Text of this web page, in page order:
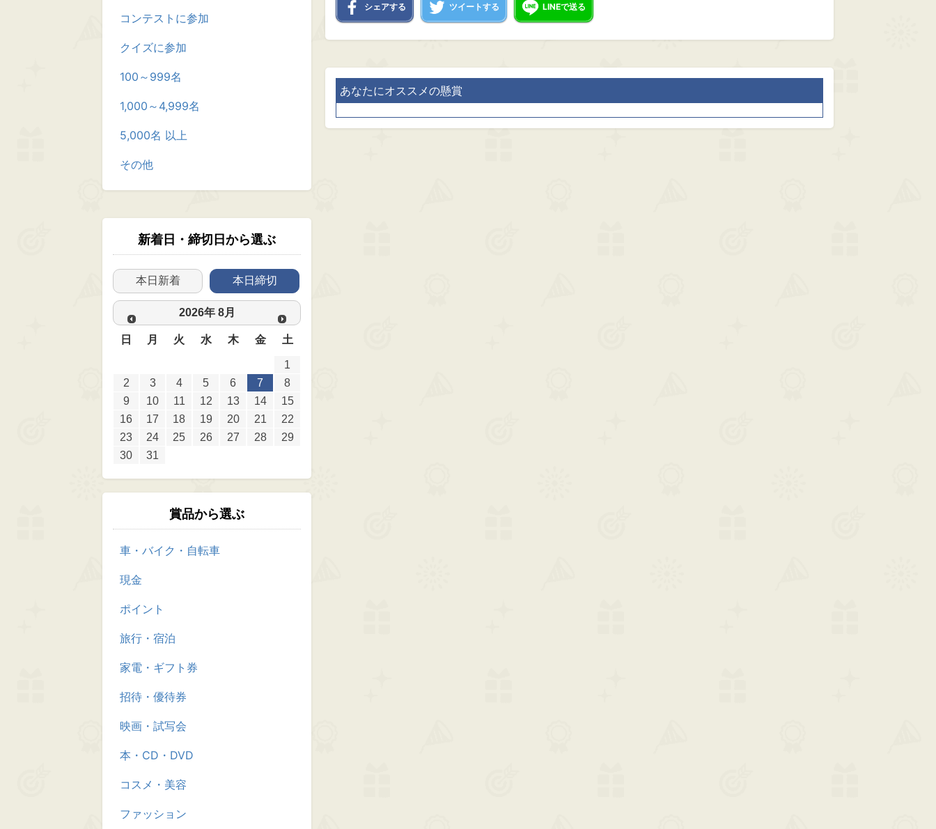
コンテストに参加
クイズに参加
100～999名
1,000～4,999名
5,000名 以上
その他
新着日・締切日から選ぶ
本日新着 本日締切
2026年 8月
日 月 火 水 木 金 土
1
2
3 4 5 6 7
8
9
10 11 12 13 14
15
16
17 18 19 20 21
22
23
24 25 26 27 28
29
30
31
賞品から選ぶ
車・バイク・自転車
現金
ポイント
旅行・宿泊
家電・ギフト券
招待・優待券
映画・試写会
本・CD・DVD
コスメ・美容
ファッション
シェアする ツイートする LINEで送る
あなたにオススメの懸賞